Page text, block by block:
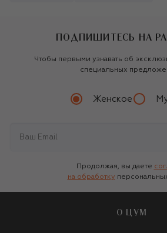
ПОДПИШИТЕСЬ НА
Чтобы первыми узнавать об
специальных
Женское
Продолжая, вы даете
на обработку
О ЦУМ